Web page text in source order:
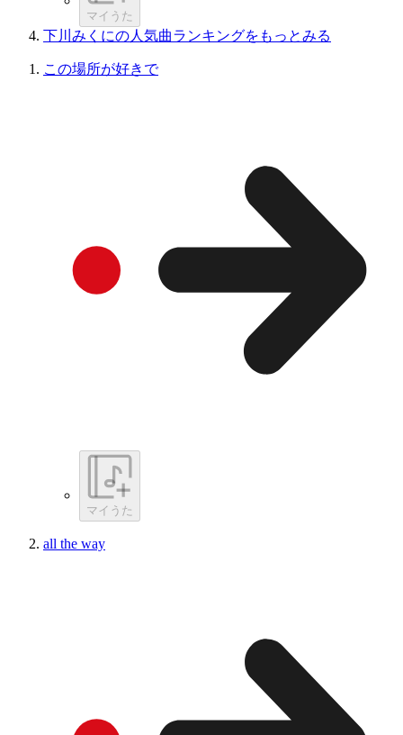
マイうた
下川みくにの人気曲ランキングをもっとみる
この場所が好きで
マイうた
all the way